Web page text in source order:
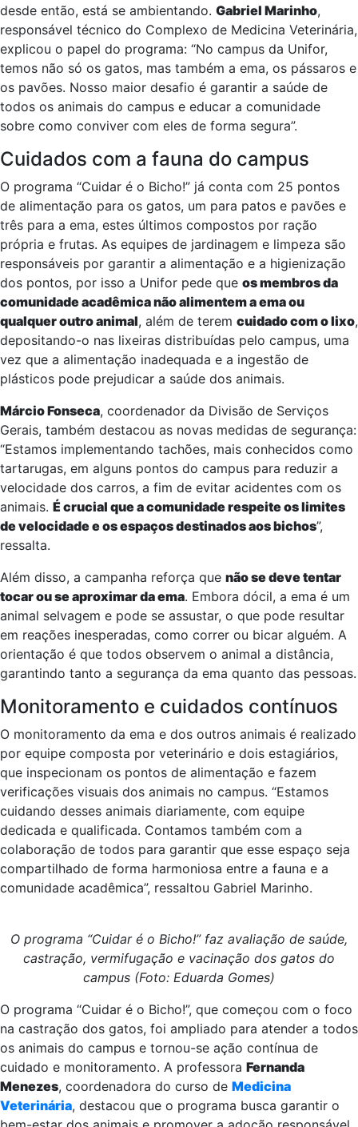
desde então, está se ambientando. Gabriel Marinho,
responsável técnico do Complexo de Medicina Veterinária,
explicou o papel do programa: “No campus da Unifor,
temos não só os gatos, mas também a ema, os pássaros e
os pavões. Nosso maior desafio é garantir a saúde de
todos os animais do campus e educar a comunidade
sobre como conviver com eles de forma segura”.
Cuidados com a fauna do campus
O programa “Cuidar é o Bicho!” já conta com 25 pontos
de alimentação para os gatos, um para patos e pavões e
três para a ema, estes últimos compostos por ração
própria e frutas. As equipes de jardinagem e limpeza são
responsáveis por garantir a alimentação e a higienização
dos pontos, por isso a Unifor pede que os membros da
comunidade acadêmica não alimentem a ema ou
qualquer outro animal, além de terem cuidado com o lixo,
depositando-o nas lixeiras distribuídas pelo campus, uma
vez que a alimentação inadequada e a ingestão de
plásticos pode prejudicar a saúde dos animais.
Márcio Fonseca, coordenador da Divisão de Serviços
Gerais, também destacou as novas medidas de segurança:
“Estamos implementando tachões, mais conhecidos como
tartarugas, em alguns pontos do campus para reduzir a
velocidade dos carros, a fim de evitar acidentes com os
animais. É crucial que a comunidade respeite os limites
de velocidade e os espaços destinados aos bichos”,
ressalta.
Além disso, a campanha reforça que não se deve tentar
tocar ou se aproximar da ema. Embora dócil, a ema é um
animal selvagem e pode se assustar, o que pode resultar
em reações inesperadas, como correr ou bicar alguém. A
orientação é que todos observem o animal a distância,
garantindo tanto a segurança da ema quanto das pessoas.
Monitoramento e cuidados contínuos
O monitoramento da ema e dos outros animais é realizado
por equipe composta por veterinário e dois estagiários,
que inspecionam os pontos de alimentação e fazem
verificações visuais dos animais no campus. “Estamos
cuidando desses animais diariamente, com equipe
dedicada e qualificada. Contamos também com a
colaboração de todos para garantir que esse espaço seja
compartilhado de forma harmoniosa entre a fauna e a
comunidade acadêmica”, ressaltou Gabriel Marinho.
O programa “Cuidar é o Bicho!” faz avaliação de saúde,
castração, vermifugação e vacinação dos gatos do
campus (Foto: Eduarda Gomes)
O programa “Cuidar é o Bicho!”, que começou com o foco
na castração dos gatos, foi ampliado para atender a todos
os animais do campus e tornou-se ação contínua de
cuidado e monitoramento. A professora Fernanda
Menezes, coordenadora do curso de Medicina
Veterinária, destacou que o programa busca garantir o